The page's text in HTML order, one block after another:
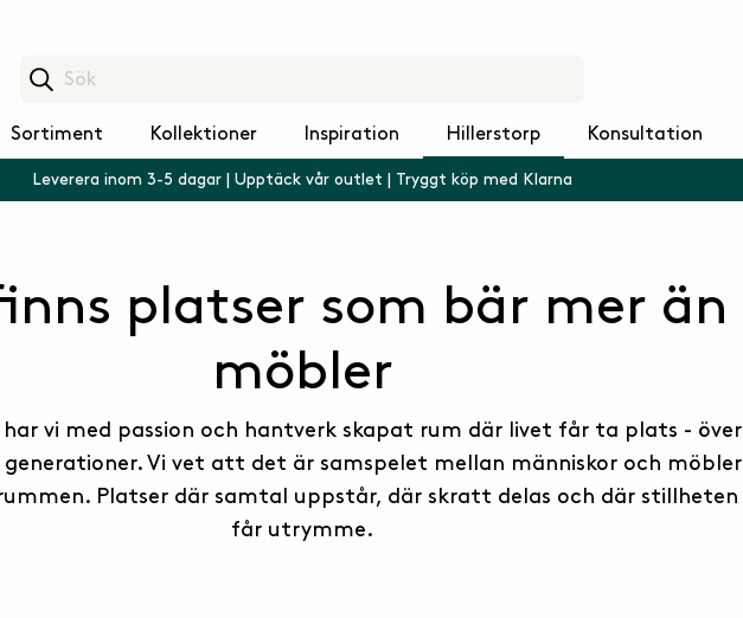
Sortiment Kollektioner Inspiration Hillerstorp Konsultation
Leverera inom 3-5 dagar | Upptäck vår outlet | Tryggt köp med Klarna
platser som bär mer än
möbler
har vi med passion och hantverk skapat rum där livet får ta plats - över
generationer. Vi vet att det är samspelet mellan människor och möbler
Platser där samtal uppstår, där skratt delas och där stillheten
får utrymme.